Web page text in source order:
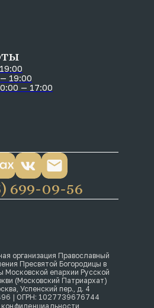
организация Православный
Пресвятой Богородицы в
Московской епархии Русской
(Московский Патриархат)
Успенский пер., д. 4
| ОГРН: 1027739676744
699-09-56
19:00
— 17:00